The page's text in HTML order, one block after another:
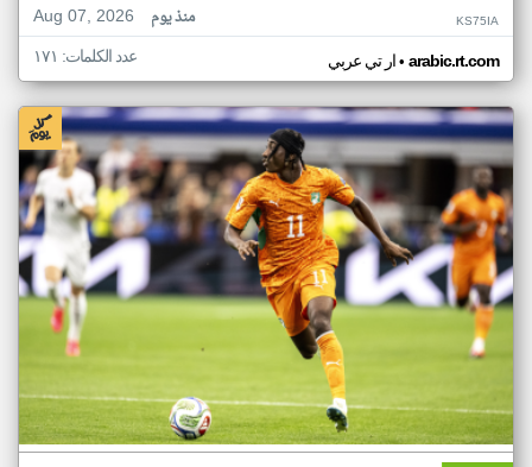
Aug 07, 2026
منذ يوم KS75IA
ار تي عربي• arabic.rt.com عدد الكلمات: ١٧١